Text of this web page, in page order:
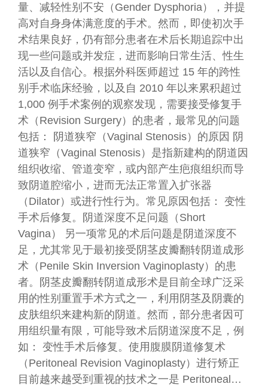
量、减轻性别不安（Gender Dysphoria），并提
高对自身身体满意度的手术。然而，即使初次手
术结果良好，仍有部分患者在术后长期追踪中出
现一些问题或并发症，进而影响日常生活、性生
活以及自信心。根据外科医师超过 15 年的跨性
别手术临床经验，以及自 2010 年以来累积超过
1,000 例手术案例的观察发现，需要接受修复手
术（Revision Surgery）的患者，最常见的问题
包括： 阴道狭窄（Vaginal Stenosis）的原因 阴
道狭窄（Vaginal Stenosis）是指新建构的阴道因
组织收缩、管道变窄，或内部产生疤痕组织而导
致阴道腔缩小，进而无法正常置入扩张器
（Dilator）或进行性行为。常见原因包括： 变性
手术后修复。阴道深度不足问题（Short
Vagina） 另一项常见的术后问题是阴道深度不
足，尤其常见于最初接受阴茎皮瓣翻转阴道成形
术（Penile Skin Inversion Vaginoplasty）的患
者。阴茎皮瓣翻转阴道成形术是目前全球广泛采
用的性别重置手术方式之一，利用阴茎及阴囊的
皮肤组织来建构新的阴道。然而，部分患者因可
用组织量有限，可能导致术后阴道深度不足，例
如： 变性手术后修复。使用腹膜阴道修复术
（Peritoneal Revision Vaginoplasty）进行矫正
目前越来越受到重视的技术之一是 Peritoneal…